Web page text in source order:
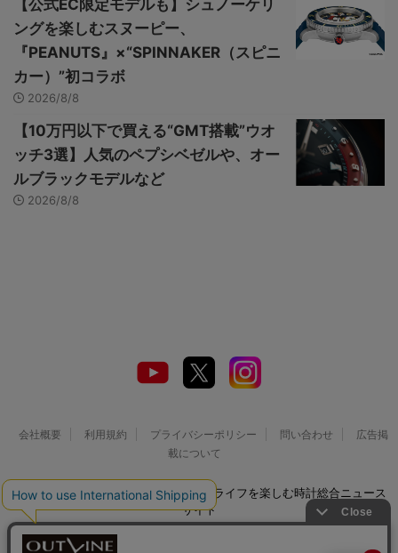
【公式EC限定モデルも】シュノーケリ
ングを楽しむスヌーピー、
『PEANUTS』×“SPINNAKER（スピニ
カー）”初コラボ
2026/8/8
【10万円以下で買える“GMT搭載”ウオ
ッチ3選】人気のペプシベゼルや、オー
ルブラックモデルなど
2026/8/8
会社概要 利用規約 プライバシーポリシー 問い合わせ
広告掲
載について
© 2026 Watch LIFE NEWS｜ウオッチライフを楽しむ時計総合ニュース
サイト